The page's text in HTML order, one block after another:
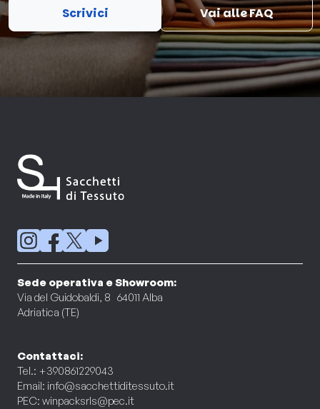
Scrivici Vai alle FAQ
Sede operativa e Showroom:
Via del Guidobaldi, 8 64011 Alba
Adriatica (TE)
Contattaci:
Tel.: +390861229043
Email: info@sacchettiditessuto.it
PEC: winpacksrls@pec.it